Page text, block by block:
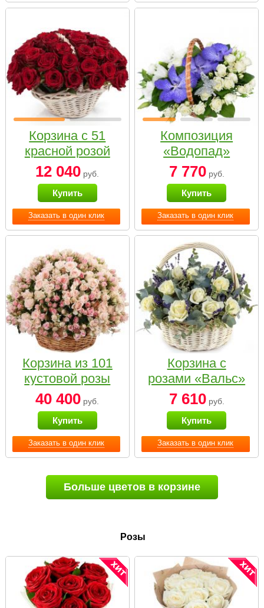
Заказать в один клик
Корзина с 51
красной розой
12 040 руб.
Купить
Заказать в один клик
Композиция
«Водопад»
7 770руб.
Купить
Заказать в один клик
Корзина из 101
кустовой розы
нежных тонов
40 400 руб.
Купить
Заказать в один клик
Корзина с
розами «Вальс»
7 610руб.
Купить
Больше цветов в корзине
Розы